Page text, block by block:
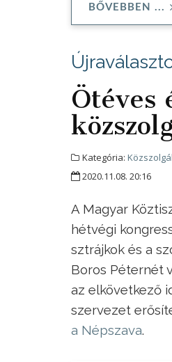
BŐVEBBEN ...
Ötéves
Kategória:
2020.11.08. 20:16
A Magyar
hétvégi
sztrájkok és a
Boros Péternét
az elkövetkező
szervezet
a Népszava.